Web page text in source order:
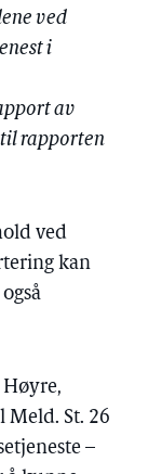
ved
i
av
rapporten
ved
kan
Meld. St. 26
–